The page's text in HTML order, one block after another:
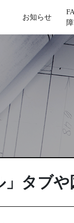
お知らせ
タブ